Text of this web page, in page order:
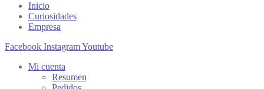
Inicio
Curiosidades
Empresa
Facebook InstagramYoutube
Mi cuenta
Resumen